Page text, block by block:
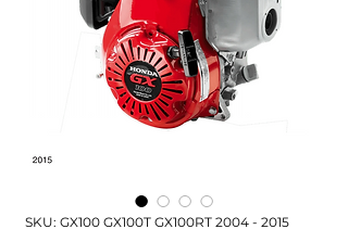
SKU: GX100 GX100T GX100RT 2004 - 2015